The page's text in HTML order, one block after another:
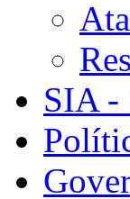
SIA -